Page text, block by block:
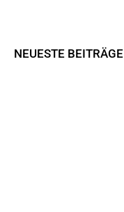
NEUESTE BEITRÄGE